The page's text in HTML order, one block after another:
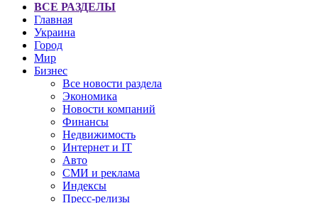
ВСЕ РАЗДЕЛЫ
Главная
Украина
Город
Мир
Бизнес
Все новости раздела
Экономика
Новости компаний
Финансы
Недвижимость
Интернет и IT
Авто
СМИ и реклама
Индексы
Пресс-релизы